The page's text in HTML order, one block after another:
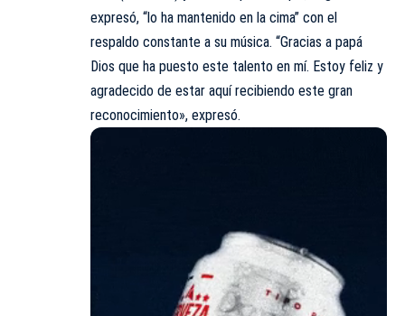
expresó, “lo ha mantenido en la cima” con el
respaldo constante a su música. “Gracias a papá
Dios que ha puesto este talento en mí. Estoy feliz y
agradecido de estar aquí recibiendo este gran
reconocimiento», expresó.